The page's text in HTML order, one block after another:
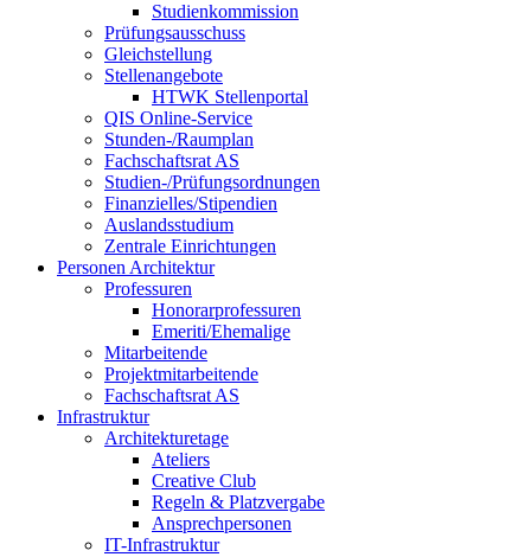
Studienkommission
Prüfungsausschuss
Gleichstellung
Stellenangebote
HTWK Stellenportal
QIS Online-Service
Stunden-/Raumplan
Fachschaftsrat AS
Studien-/Prüfungsordnungen
Finanzielles/Stipendien
Auslandsstudium
Zentrale Einrichtungen
Personen Architektur
Professuren
Honorarprofessuren
Emeriti/Ehemalige
Mitarbeitende
Projektmitarbeitende
Fachschaftsrat AS
Infrastruktur
Architekturetage
Ateliers
Creative Club
Regeln & Platzvergabe
Ansprechpersonen
IT-Infrastruktur